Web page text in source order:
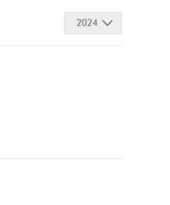
2024